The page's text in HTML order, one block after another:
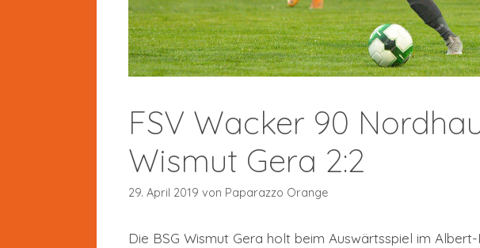
FSV Wacker 90
Wismut Gera 2:2
29. April 2019 von Paparazzo Orange
Die BSG Wismut Gera holt beim Auswärtsspiel im